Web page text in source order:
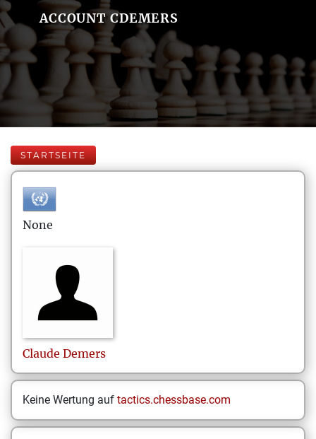
ACCOUNT CDEMERS
STARTSEITE
None
Claude Demers
Keine Wertung auf tactics.chessbase.com